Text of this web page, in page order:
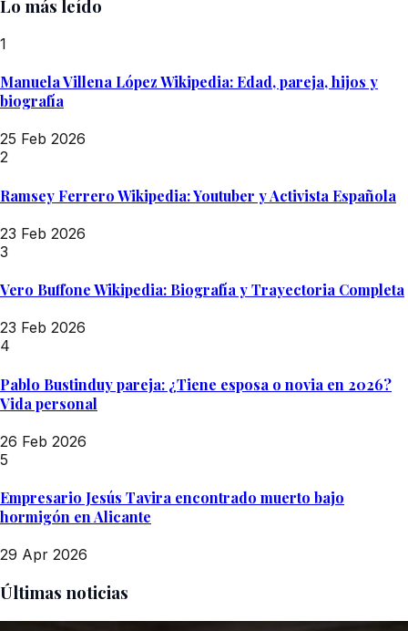
Lo más leído
1
Manuela Villena López Wikipedia: Edad, pareja, hijos y
biografía
25 Feb 2026
2
Ramsey Ferrero Wikipedia: Youtuber y Activista Española
23 Feb 2026
3
Vero Buffone Wikipedia: Biografía y Trayectoria Completa
23 Feb 2026
4
Pablo Bustinduy pareja: ¿Tiene esposa o novia en 2026?
Vida personal
26 Feb 2026
5
Empresario Jesús Tavira encontrado muerto bajo
hormigón en Alicante
29 Apr 2026
Últimas noticias